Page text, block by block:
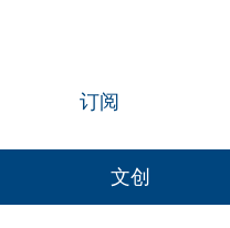
订阅
文创